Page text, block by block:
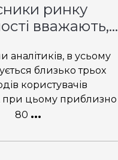
ринку
вважають,...
аналітиків, в усьому
близько трьох
користувачів
при цьому приблизно
80 ...